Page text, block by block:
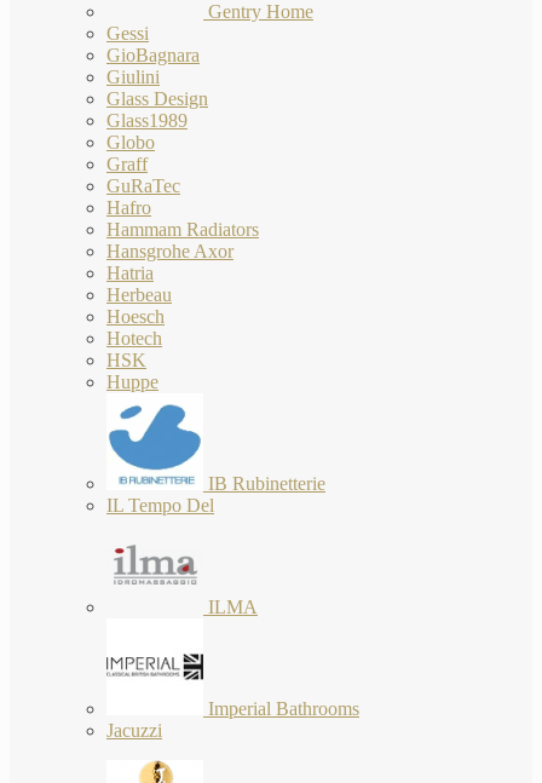
Gentry Home
Gessi
GioBagnara
Giulini
Glass Design
Glass1989
Globo
Graff
GuRaTec
Hafro
Hammam Radiators
Hansgrohe Axor
Hatria
Herbeau
Hoesch
Hotech
HSK
Huppe
IB Rubinetterie
IL Tempo Del
ILMA
Imperial Bathrooms
Jacuzzi